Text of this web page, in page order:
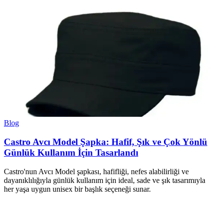
Blog
Castro Avcı Model Şapka: Hafif, Şık ve Çok Yönlü
Günlük Kullanım İçin Tasarlandı
Castro'nun Avcı Model şapkası, hafifliği, nefes alabilirliği ve
dayanıklılığıyla günlük kullanım için ideal, sade ve şık tasarımıyla
her yaşa uygun unisex bir başlık seçeneği sunar.